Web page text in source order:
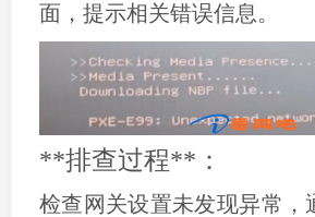
面，提示相关错误信息。
**排查过程**：
检查网关设置未发现异常，